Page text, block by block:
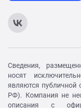
Сведения,
носят
являются публичной
РФ). Компания не
описания с